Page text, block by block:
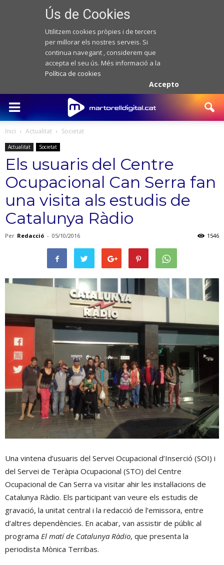
Ús de Cookies
Utilitzem cookies pròpies i de tercers
per millorar els nostres serveis. Si
continua navegant , considerem que
accepta el seu ús. Més informació a la
Política de cookies
Accepto
Inici Actualitat Societat
Actualitat Societat
Els usuaris del Centre
Ocupacional Can Serra fan
una visita als estudis de
Catalunya Ràdio
Per Redacció - 05/10/2016 1546
Una vintena d’usuaris del Servei Ocupacional d’Inserció (SOI) i
del Servei de Teràpia Ocupacional (STO) del Centre
Ocupacional de Can Serra va visitar ahir les instal·lacions de
Catalunya Ràdio. Els participant van veure els estudis de
gravació, la unitat central i la redacció de l’emissora, entre
d’altres dependències. En acabar, van assistir de públic al
programa El matí de Catalunya Ràdio, que presenta la
periodista Mònica Terribas.